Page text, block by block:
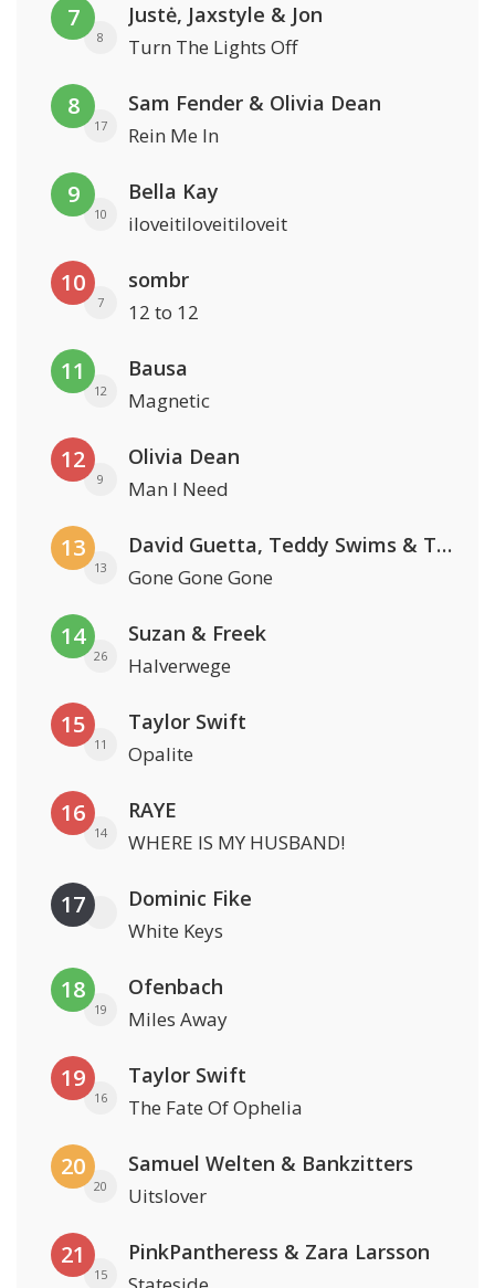
7
8
Justė, Jaxstyle & Jon
Turn The Lights Off
8
17
Sam Fender & Olivia Dean
Rein Me In
9
10
Bella Kay
iloveitiloveitiloveit
10
7
sombr
12 to 12
11
12
Bausa
Magnetic
12
9
Olivia Dean
Man I Need
13
13
David Guetta, Teddy Swims & Tones And I
Gone Gone Gone
14
26
Suzan & Freek
Halverwege
15
11
Taylor Swift
Opalite
16
14
RAYE
WHERE IS MY HUSBAND!
17 Dominic Fike
White Keys
18
19
Ofenbach
Miles Away
19
16
Taylor Swift
The Fate Of Ophelia
20
20
Samuel Welten & Bankzitters
Uitslover
21
15
PinkPantheress & Zara Larsson